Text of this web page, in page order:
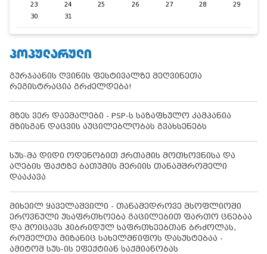
23
24 25 26 27 28
29
30
31
ᲞᲝᲞᲣᲚᲐᲠᲣᲚᲘ
გურჯაანის ღვინის ფესტივალზე მეღვინეთა
რეგისტრაცია გრძელდება!
მზეს ვერ დაემალები - PSP-ს საზაფხულო კამპანია
მზისგან დაცვის აუცილებლობას გვახსენებს
სუს-მა დიდი ოდენობით ქრთამის მოთხოვნისა და
აღების ფაქტზე ბათუმის მერიის თანამშრომელი
დააკავა
მიხეილ ყაველაშვილი - თანამედროვე მსოფლიოში
ეროვნული უსაფრთხოება გაცილებით ფართო ცნებაა
და მოიცავს ჰიბრიდულ საფრთხეებთან ბრძოლას,
რომელთა მიზანიც სახელმწიფოს დასუსტებაა -
ამიტომ სუს-ის ეფექტიან საქმიანობას